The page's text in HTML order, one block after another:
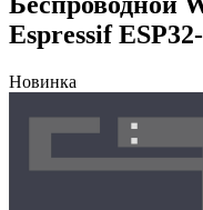
Espressif
Новинка